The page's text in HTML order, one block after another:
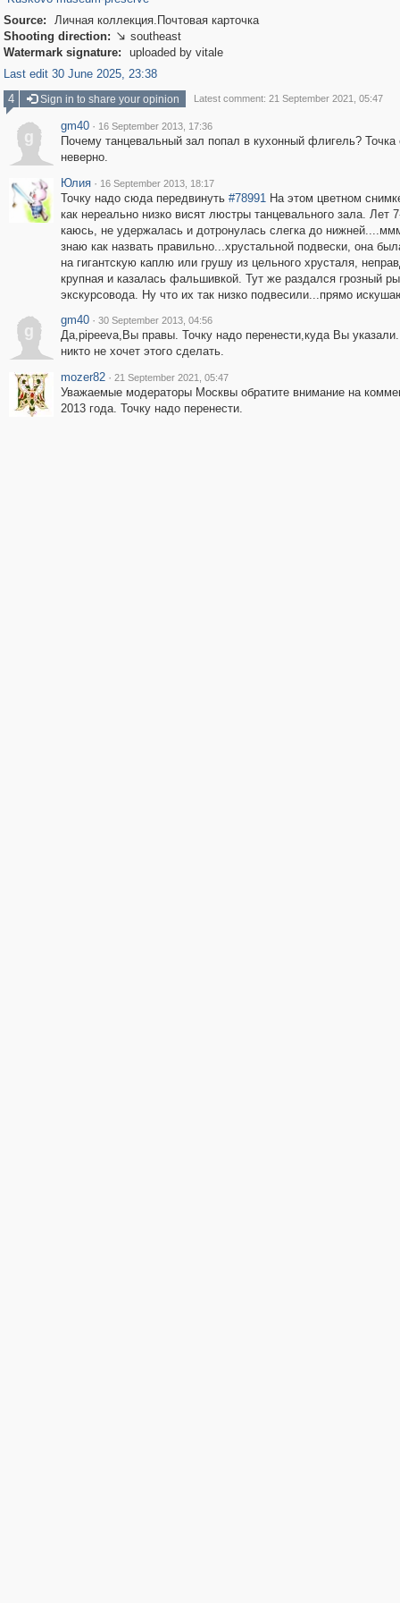
Source:
Личная коллекция.Почтовая карточка
Shooting direction:  southeast
Watermark signature:
uploaded by vitale
Last edit 30 June 2025, 23:38
4
Sign in to share your opinion Latest comment: 21 September 2021, 05:47
g
gm40 · 16 September 2013, 17:36
Почему танцевальный зал попал в кухонный флигель? Точка
неверно.
Юлия · 16 September 2013, 18:17
Точку надо сюда передвинуть #78991На этом цветном
как нереально низко висят люстры танцевального зала. Лет
каюсь, не удержалась и дотронулась слегка до
знаю как назвать правильно...хрустальной подвески, она
на гигантскую каплю или грушу из цельного хрусталя,
крупная и казалась фальшивкой. Тут же раздался грозный
экскурсовода. Ну что их так низко подвесили...прямо
g
gm40 · 30 September 2013, 04:56
Да,pipeeva,Вы правы. Точку надо перенести,куда Вы
никто не хочет этого сделать.
mozer82 · 21 September 2021, 05:47
Уважаемые модераторы Москвы обратите внимание на
2013 года. Точку надо перенести.